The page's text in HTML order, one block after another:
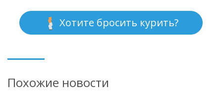
Хотите бросить курить?
Похожие новости